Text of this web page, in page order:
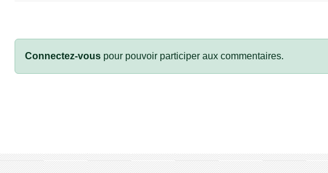
Connectez-vous pour pouvoir participer aux commentaires.